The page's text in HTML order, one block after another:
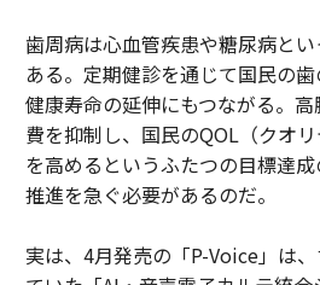
歯周病は心血管疾患や糖尿病と
ある。定期健診を通じて国民の歯
健康寿命の延伸にもつながる。
費を抑制し、国民のQOL（クオリ
を高めるというふたつの目標達
推進を急ぐ必要があるのだ。
実は、4月発売の「P-Voice」は